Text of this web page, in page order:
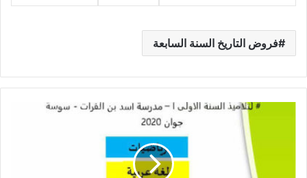
فروض التاريخ السنة السابعة